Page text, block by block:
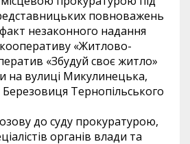
повноважень
незаконного надання
«Житлово-
«Збудуй своє житло»
на вулиці Микулинецька,
Тернопільського
до суду прокуратурою,
органів влади та